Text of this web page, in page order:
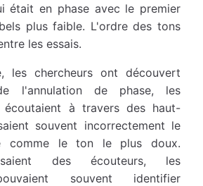
était en phase avec le premier
plus faible. L'ordre des tons
les essais.
les chercheurs ont découvert
l'annulation de phase, les
écoutaient à travers des haut-
souvent incorrectement le
comme le ton le plus doux.
des écouteurs, les
souvent identifier